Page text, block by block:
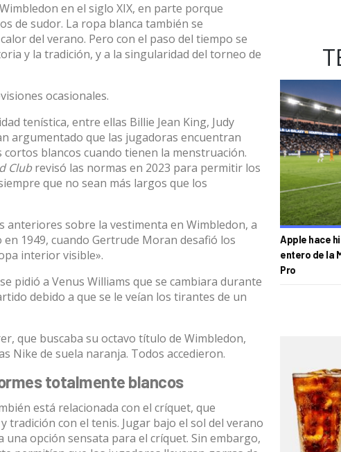
en el siglo XIX, en parte porque
de sudor. La ropa blanca también se
del verano. Pero con el paso del tiempo se
y la tradición, y a la singularidad del torneo de
ocasionales.
tenística, entre ellas Billie Jean King, Judy
argumentado que las jugadoras encuentran
blancos cuando tienen la menstruación.
Clubrevisó las normas en 2023 para permitir los
que no sean más largos que los
anteriores sobre la vestimenta en Wimbledon, a
en 1949, cuando Gertrude Moran desafió los
interior visible».
pidió a Venus Williams que se cambiara durante
debido a que se le veían los tirantes de un
, que buscaba su octavo título de Wimbledon,
Nike de suela naranja. Todos accedieron.
totalmente blancos
está relacionada con el críquet, que
tradición con el tenis. Jugar bajo el sol del verano
una opción sensata para el críquet. Sin embargo,
Apple hace
entero de la
Pro